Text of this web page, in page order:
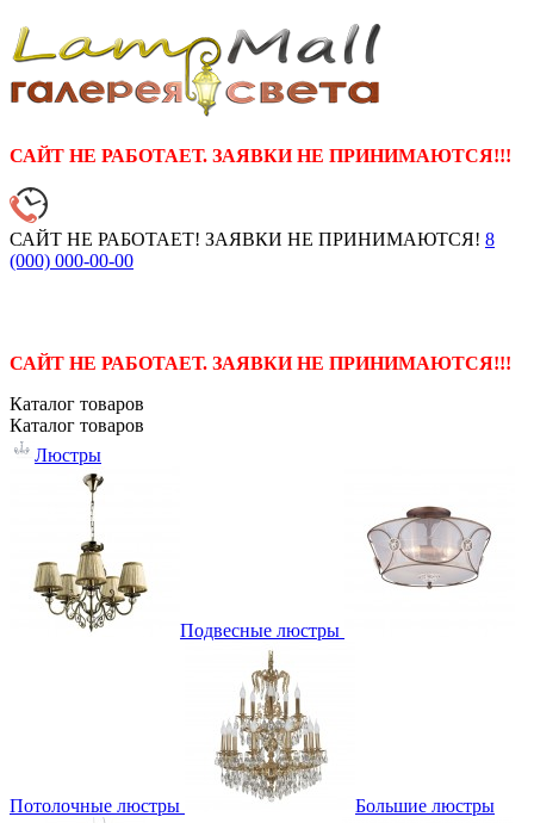
САЙТ НЕ РАБОТАЕТ. ЗАЯВКИ НЕ ПРИНИМАЮТСЯ!!!
САЙТ НЕ РАБОТАЕТ! ЗАЯВКИ НЕ ПРИНИМАЮТСЯ! 8
(000) 000-00-00
САЙТ НЕ РАБОТАЕТ. ЗАЯВКИ НЕ ПРИНИМАЮТСЯ!!!
Каталог товаров
Каталог товаров
Люстры
Подвесные люстры
Потолочные люстры Большие люстры